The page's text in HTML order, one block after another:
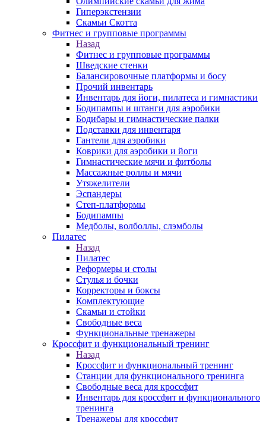
Гиперэкстензии
Скамьи Скотта
Фитнес и групповые программы
Назад
Фитнес и групповые программы
Шведские стенки
Балансировочные платформы и босу
Прочий инвентарь
Инвентарь для йоги, пилатеса и гимнастики
Бодипампы и штанги для аэробики
Бодибары и гимнастические палки
Подставки для инвентаря
Гантели для аэробики
Коврики для аэробики и йоги
Гимнастические мячи и фитболы
Массажные роллы и мячи
Утяжелители
Эспандеры
Степ-платформы
Бодипампы
Медболы, волболлы, слэмболы
Пилатес
Назад
Пилатес
Реформеры и столы
Стулья и бочки
Корректоры и боксы
Комплектующие
Скамьи и стойки
Свободные веса
Функциональные тренажеры
Кроссфит и функциональный тренинг
Назад
Кроссфит и функциональный тренинг
Станции для функционального тренинга
Свободные веса для кроссфит
Инвентарь для кроссфит и функционального
тренинга
Тренажеры для кроссфит